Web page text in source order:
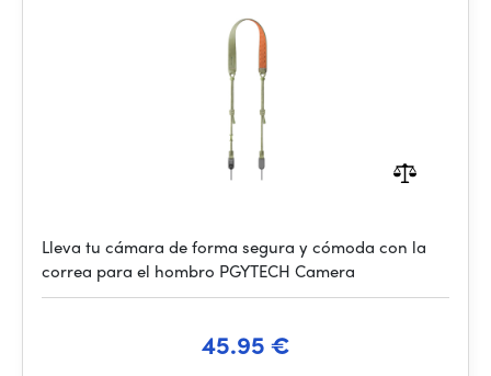
Lleva tu cámara de forma segura y cómoda con la
correa para el hombro PGYTECH Camera
45.95 €